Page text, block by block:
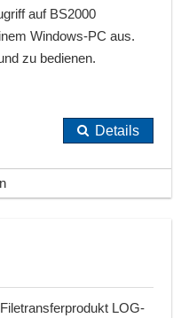
auf BS2000
Windows-PC aus.
zu bedienen.
Details
LOG-